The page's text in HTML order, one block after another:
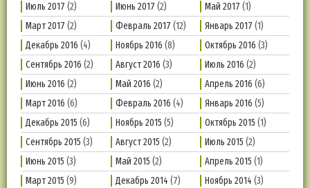
Июль 2017 (2) Июнь 2017 (2) Май 2017 (1)
Март 2017 (2) Февраль 2017 (12) Январь 2017 (1)
Декабрь 2016 (4) Ноябрь 2016 (8) Октябрь 2016 (3)
Сентябрь 2016 (2) Август 2016 (3) Июль 2016 (2)
Июнь 2016 (2) Май 2016 (2) Апрель 2016 (6)
Март 2016 (6) Февраль 2016 (4) Январь 2016 (5)
Декабрь 2015 (6) Ноябрь 2015 (5) Октябрь 2015 (1)
Сентябрь 2015 (3) Август 2015 (2) Июль 2015 (2)
Июнь 2015 (3) Май 2015 (2) Апрель 2015 (1)
Март 2015 (9) Декабрь 2014 (7) Ноябрь 2014 (3)